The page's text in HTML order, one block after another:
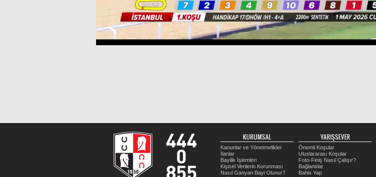
KURUMSAL
Kanunlar ve Yönetmelikler
İlanlar
Bayilik İşlemleri
Kişisel Verilerin Korunması
Nasıl Ganyan Bayi Olunur?
YARIŞSEVER
Önemli Koşular
Uluslararası Koşular
Foto-Finiş Nasıl Çalışır?
Bağlantılar
Bahis Yap